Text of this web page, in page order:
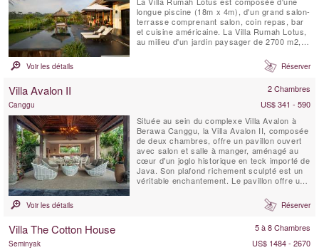
longue piscine (18m x 4m), d'un grand salon-
terrasse comprenant salon, coin repas, bar
et cuisine américaine. La Villa Rumah Lotus,
au milieu d'un jardin paysager de 2700 m2,
Voir les détails Réserver
Villa Avalon II 2 Chambres
Canggu
US$ 341 - 590
Située au sein du complexe Villa Avalon à
Berawa Canggu, la Villa Avalon II, composée
de deux chambres, offre un pavillon ouvert
avec salon et salle à manger, aménagé au
cœur d'un joglo historique en teck importé de
Java. Son plafond richement sculpté est un
véritable enchantement. Le pavillon offre un
privée de 7 mètres et à la terrasse
ensoleillée meublée de confortables chaises
Voir les détails Réserver
Villa The Cotton House 5 à 8 Chambres
Seminyak
US$ 1484 - 2670